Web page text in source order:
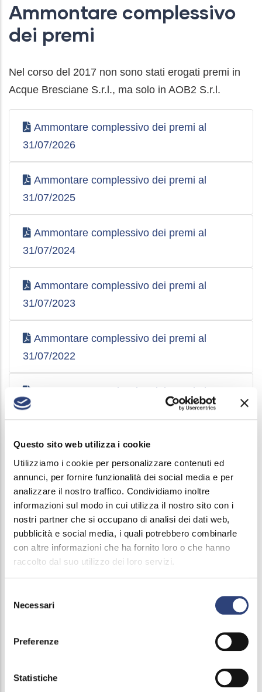
Questo sito web utilizza i cookie
Utilizziamo i cookie per personalizzare contenuti ed
annunci, per fornire funzionalità dei social media e per
analizzare il nostro traffico. Condividiamo inoltre
informazioni sul modo in cui utilizza il nostro sito con i
nostri partner che si occupano di analisi dei dati web,
pubblicità e social media, i quali potrebbero combinarle
con altre informazioni che ha fornito loro o che hanno
raccolto dal suo utilizzo dei loro servizi.
delNecessari
Preferenze
Statistiche
Ammontare complessivo
dei premi
Nel corso del 2017 non sono stati erogati premi in
Acque Bresciane S.r.l., ma solo in AOB2 S.r.l.
Ammontare complessivo dei premi al
31/07/2026
Ammontare complessivo dei premi al
31/07/2025
Ammontare complessivo dei premi al
31/07/2024
Ammontare complessivo dei premi al
31/07/2023
Ammontare complessivo dei premi al
31/07/2022
Ammontare complessivo dei premi al
30/06/2021
Criteri di distribuzione dei premi secondo
l’accordo 2017
Società
Trasparente
Disposizioni generali
Organizzazione
Selezione del personale